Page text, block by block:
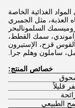
الغذائية الخاصة
العذبة، مثل الجمبري
السلمونالبحر
سمك القطط،
قزح، الإستيرون
ساملون وهلم جرا.
خصائص المنتج:
قليلاً
الطبيعي